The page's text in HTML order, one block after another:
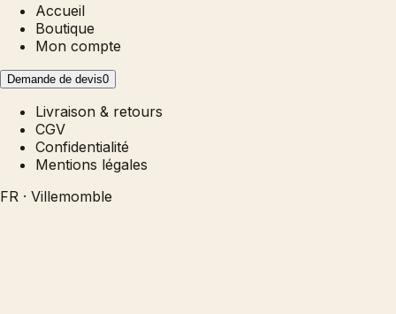
Accueil
Boutique
Mon compte
Demande de devis0
Livraison & retours
CGV
Confidentialité
Mentions légales
FR · Villemomble